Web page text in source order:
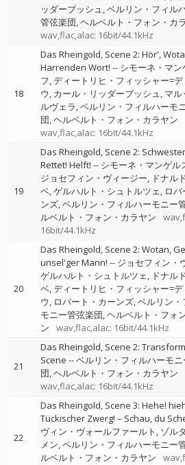
ッダーブッシュ ベルリン・フィル
管弦楽団 ヘルベルト・フォン・カ
wav,flac,alac: 16bit/44.1kHz
18
Das Rheingold, Scene 2: Hör',
Harrenden Wort! -- シモーネ・マ
フ ディートリヒ・フィッシャー=デ
ウ カール・リッダーブッシュ マル
ルヴェラ ベルリン・フィルハーモ
団 ヘルベルト・フォン・カラヤン
wav,flac,alac: 16bit/44.1kHz
19
Das Rheingold, Scene 2:
Rettet! Helft! -- シモーネ・マンゲル
ジョセフィン・ヴィージー
ドナル
ベ ゲルハルト・シュトルツェ ロ
ンズ ベルリン・フィルハーモニー
ルベルト・フォン・カラヤン
16bit/44.1kHz
20
Das Rheingold, Scene 2: Wotan,
unsel'ger Mann! -- ジョセフィン・
ゲルハルト・シュトルツェ
ドナル
ベ ディートリヒ・フィッシャー=デ
ウ ロバート・カーンズ ベルリン・
モニー管弦楽団 ヘルベルト・フォ
ン
wav,flac,alac: 16bit/44.1kHz
21
Das Rheingold, Scene 2:
Scene --ベルリン・フィルハーモ
団 ヘルベルト・フォン・カラヤン
wav,flac,alac: 16bit/44.1kHz
22
Das Rheingold, Scene 3: Hehe!
Tückischer Zwerg! – Schau, du
ヴィン・ヴォールファールト ゾル
メン ベルリン・フィルハーモニー
ルベルト・フォン・カラヤン